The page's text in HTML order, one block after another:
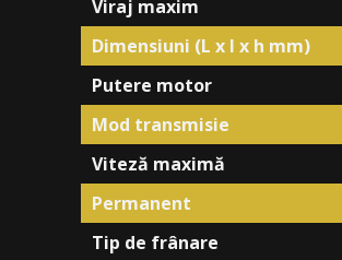
Viraj maxim
Dimensiuni (L x l x h mm)
Putere motor
Mod transmisie
Viteză maximă
Permanent
Tip de frânare